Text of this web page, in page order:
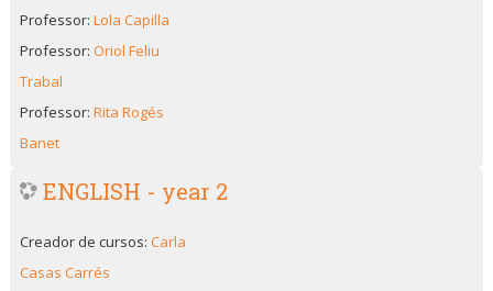
Professor:Lola Capilla
Professor: Oriol Feliu
Trabal
Professor:Rita Rogés
Banet
ENGLISH - year 2
Creador de cursos:Carla
Casas Carrés